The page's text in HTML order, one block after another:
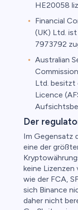
HE20058
Financial
(UK) Ltd.
7973792
Australian
Ltd. besitzt
Licence
Der
Im Gegensatz
eine der
keine
wie der FCA,
sich Binance
daher nicht